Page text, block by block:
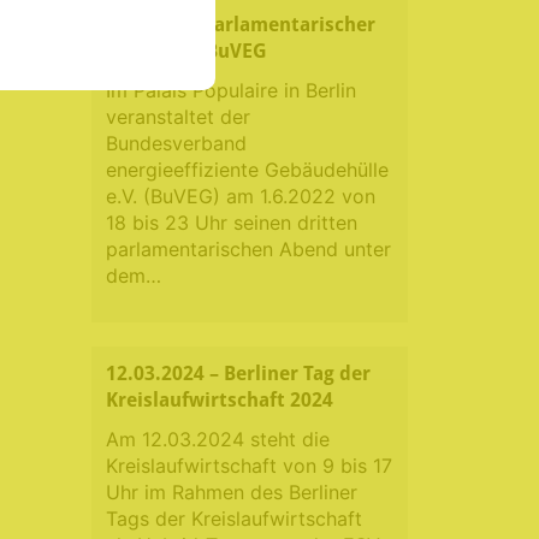
1.6.2022 – Parlamentarischer
Abend der BuVEG
Im Palais Populaire in Berlin
veranstaltet der
Bundesverband
energieeffiziente Gebäudehülle
e.V. (BuVEG) am 1.6.2022 von
18 bis 23 Uhr seinen dritten
parlamentarischen Abend unter
dem…
12.03.2024 – Berliner Tag der
Kreislaufwirtschaft 2024
Am 12.03.2024 steht die
Kreislaufwirtschaft von 9 bis 17
Uhr im Rahmen des Berliner
Tags der Kreislaufwirtschaft